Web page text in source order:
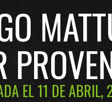
EL 11 DE